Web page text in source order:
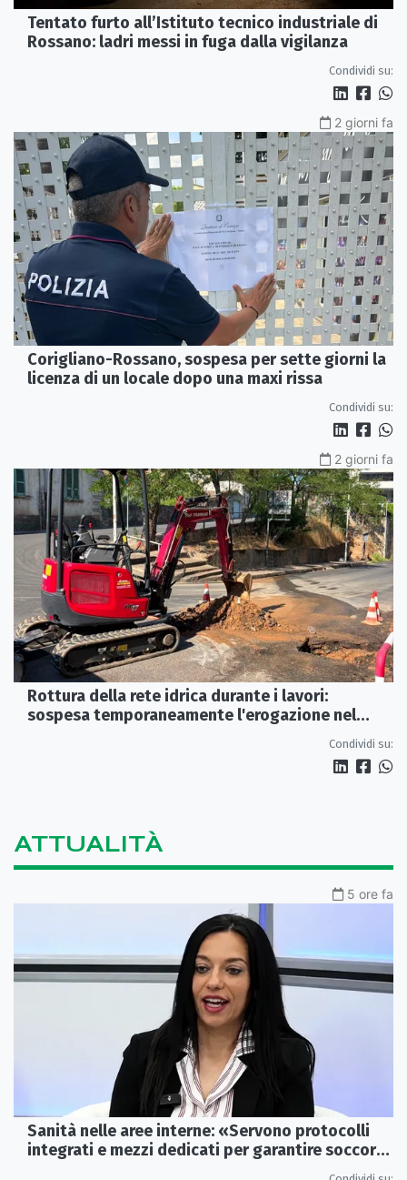
Tentato furto all’Istituto tecnico industriale di
Rossano: ladri messi in fuga dalla vigilanza
Condividi su:
2 giorni fa
Corigliano-Rossano, sospesa per sette giorni la
licenza di un locale dopo una maxi rissa
Condividi su:
2 giorni fa
Rottura della rete idrica durante i lavori:
sospesa temporaneamente l'erogazione nel
Condividi su:
ATTUALITÀ
5 ore fa
Sanità nelle aree interne: «Servono protocolli
integrati e mezzi dedicati per garantire soccorsi